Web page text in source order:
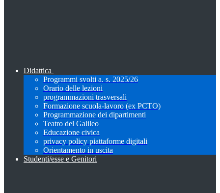
Didattica
Programmi svolti a. s. 2025/26
Orario delle lezioni
programmazioni trasversali
Formazione scuola-lavoro (ex PCTO)
Programmazione dei dipartimenti
Teatro del Galileo
Educazione civica
privacy policy piattaforme digitali
Orientamento in uscita
Studenti/esse e Genitori